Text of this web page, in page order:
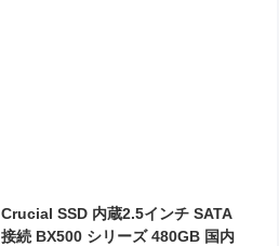
Crucial SSD 内蔵2.5インチ SATA
接続 BX500 シリーズ 480GB 国内